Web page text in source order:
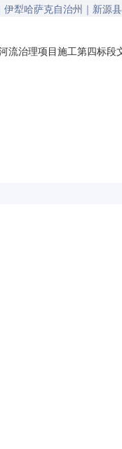
伊犁哈萨克自治州｜新源县
流治理项目施工第四标
犁州新源县卡普河中小